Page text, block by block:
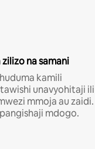
na samani
kamili
unavyohitaji ili
mmoja au zaidi.
mdogo.